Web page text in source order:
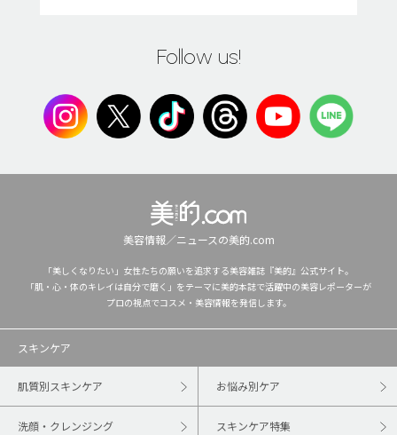
Follow us!
美容情報／ニュースの美的.com
「美しくなりたい」女性たちの願いを追求する美容雑誌『美的』公式サイト。
「肌・心・体のキレイは自分で磨く」をテーマに美的本誌で活躍中の美容レポーターが
プロの視点でコスメ・美容情報を発信します。
スキンケア
肌質別スキンケア お悩み別ケア
洗顔・クレンジング スキンケア特集